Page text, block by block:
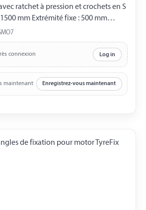
ratchet à pression et crochets en S
mm Extrémité fixe : 500 mm
mm Largeur de la sangle : 35 mm
: 900 daN Capacité de charge : 450
Capacité de charge de travail
utile : 400 mm Circonférence :
selon la norme DIN EN 1492-1
connexion Log in
maintenant Enregistrez-vous maintenant